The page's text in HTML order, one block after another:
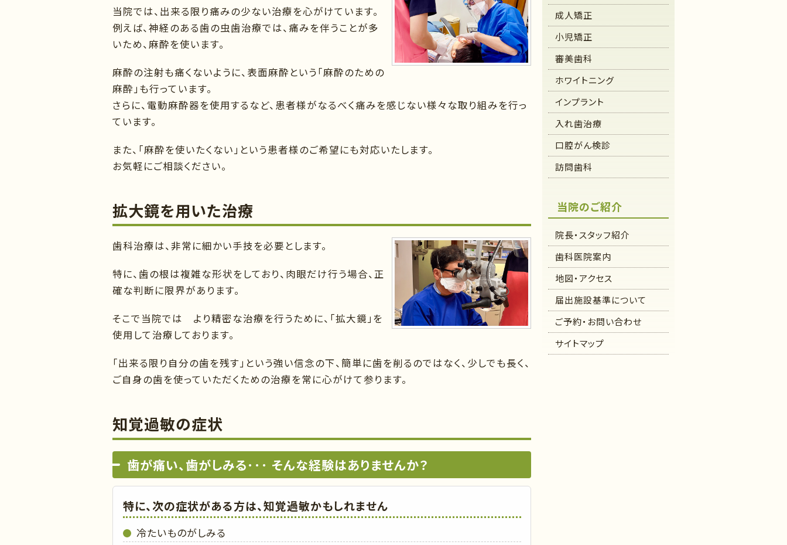
当院では、出来る限り痛みの少ない治療を心がけています。
例えば、神経のある歯の虫歯治療では、痛みを伴うことが多
いため、麻酔を使います。
麻酔の注射も痛くないように、表面麻酔という「麻酔のための
麻酔」も行っています。
さらに、電動麻酔器を使用するなど、患者様がなるべく痛みを感じない様々な取り組みを行っ
ています。
また、「麻酔を使いたくない」という患者様のご希望にも対応いたします。
お気軽にご相談ください。
拡大鏡を用いた治療
歯科治療は、非常に細かい手技を必要とします。
特に、歯の根は複雑な形状をしており、肉眼だけ行う場合、正
確な判断に限界があります。
そこで当院では より精密な治療を行うために、「拡大鏡」を
使用して治療しております。
「出来る限り自分の歯を残す」という強い信念の下、簡単に歯を削るのではなく、少しでも長く、
ご自身の歯を使っていただくための治療を常に心がけて参ります。
知覚過敏の症状
歯が痛い、歯がしみる･･･ そんな経験はありませんか？
特に、次の症状がある方は、知覚過敏かもしれません
冷たいものがしみる
成人矯正
小児矯正
審美歯科
ホワイトニング
インプラント
入れ歯治療
口腔がん検診
訪問歯科
当院のご紹介
院長・スタッフ紹介
歯科医院案内
地図・アクセス
届出施設基準について
ご予約・お問い合わせ
サイトマップ